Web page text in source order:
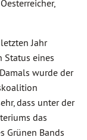
Jahr
Status eines
wurde der
dass unter der
das
Grünen Bands